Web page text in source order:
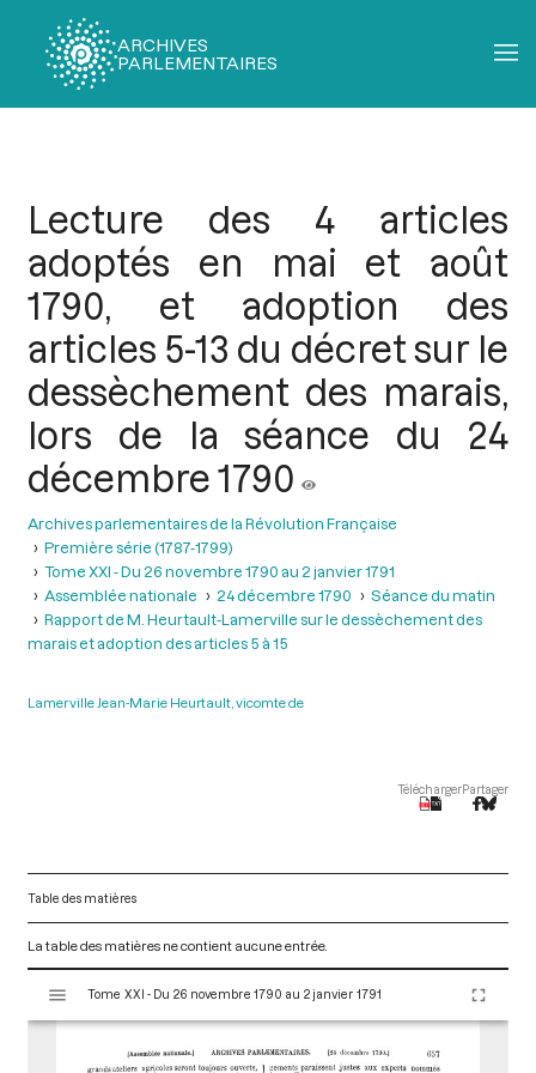
ARCHIVES
PARLEMENTAIRES
Lecture des 4 articles
adoptés en mai et août
1790, et adoption des
articles 5-13 du décret sur le
dessèchement des marais,
lors de la séance du 24
décembre 1790
Archives parlementaires de la Révolution Française
Première série (1787-1799)
Tome XXI - Du 26 novembre 1790 au 2 janvier 1791
Assemblée nationale
24 décembre 1790
Séance du matin
Rapport de M. Heurtault-Lamerville sur le dessèchement des
marais et adoption des articles 5 à 15
Lamerville Jean-Marie Heurtault, vicomte de
TéléchargerPartager
Table des matières
La table des matières ne contient aucune entrée.
s
Tome XXI - Du 26 novembre 1790 au 2 janvier 1791